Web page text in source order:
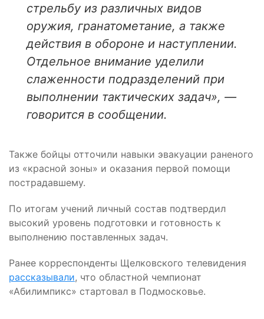
стрельбу из различных видов
оружия, гранатометание, а также
действия в обороне и наступлении.
Отдельное внимание уделили
слаженности подразделений при
выполнении тактических задач», —
говорится в сообщении.
Также бойцы отточили навыки эвакуации раненого
из «красной зоны» и оказания первой помощи
пострадавшему.
По итогам учений личный состав подтвердил
высокий уровень подготовки и готовность к
выполнению поставленных задач.
Ранее корреспонденты Щелковского телевидения
рассказывали, что областной чемпионат
«Абилимпикс» стартовал в Подмосковье.